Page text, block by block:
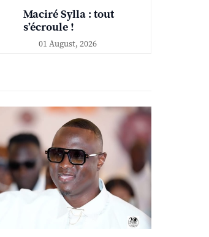
Maciré Sylla : tout
s’écroule !
01 August, 2026